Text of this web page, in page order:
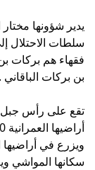
يدير شؤونها
سلطات الاحتلال
فقهاء هم بركات
بن بركات الباقاني .
ويزرع في أراضيها
سكانها المواشي